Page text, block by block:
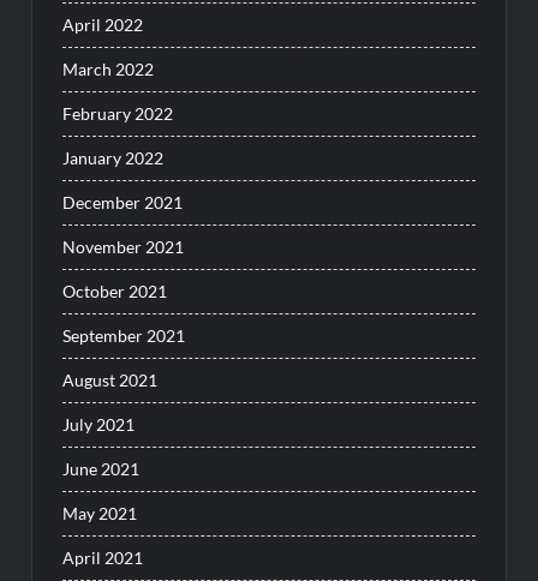
April 2022
March 2022
February 2022
January 2022
December 2021
November 2021
October 2021
September 2021
August 2021
July 2021
June 2021
May 2021
April 2021